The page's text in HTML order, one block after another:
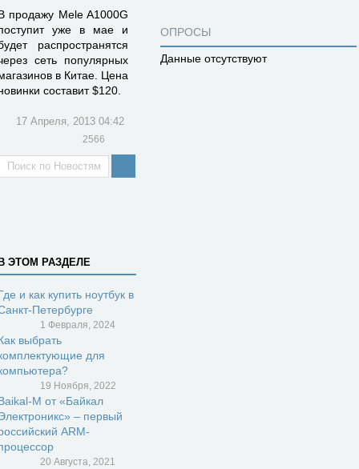
продажу Mele A1000G
уже в мае и
распространятся
сеть популярных
в Китае. Цена
составит $120.
17 Апреля, 2013 04:42
2566
ЭТОМ РАЗДЕЛЕ
и как купить ноутбук в
Петербурге
1 Февраля, 2024
выбрать
для
19 Ноября, 2022
M от «Байкал
– первый
ARM-
20 Августа, 2021
ОПРОСЫ
Данные отсутствуют